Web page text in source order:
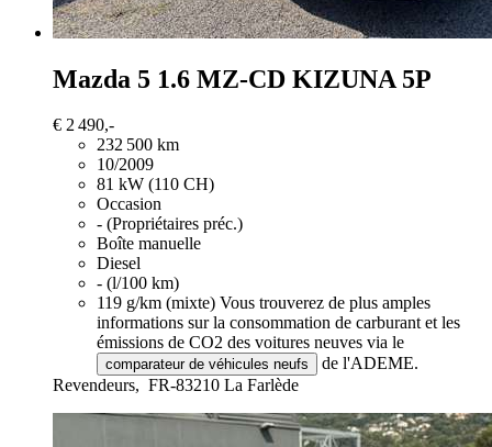
Mazda 5 1.6 MZ-CD KIZUNA 5P
€ 2 490,-
232 500 km
10/2009
81 kW (110 CH)
Occasion
- (Propriétaires préc.)
Boîte manuelle
Diesel
- (l/100 km)
119 g/km (mixte) Vous trouverez de plus amples
informations sur la consommation de carburant et les
émissions de CO2 des voitures neuves via le
comparateur de véhicules neufs
de l'ADEME.
Revendeurs, FR-83210 La Farlède